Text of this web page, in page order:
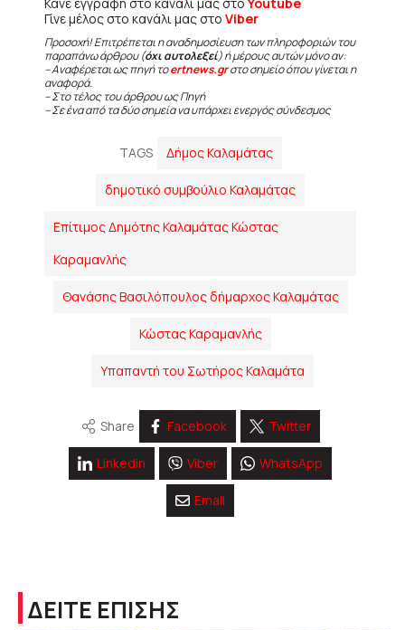
Γίνε μέλος στο κανάλι μας στο Viber
Προσοχή! Επιτρέπεται η αναδημοσίευση των πληροφοριών του
παραπάνω άρθρου (όχι αυτολεξεί) ή μέρους αυτών μόνο αν:
– Αναφέρεται ως πηγή τοertnews.grστο σημείο όπου γίνεται η
αναφορά.
– Στο τέλος του άρθρου ως Πηγή
– Σε ένα από τα δύο σημεία να υπάρχει ενεργός σύνδεσμος
TAGS Δήμος Καλαμάτας
δημοτικό συμβούλιο Καλαμάτας
Επίτιμος Δημότης Καλαμάτας Κώστας
Καραμανλής
Θανάσης Βασιλόπουλος δήμαρχος Καλαμάτας
Κώστας Καραμανλής
Υπαπαντή του Σωτήρος Καλαμάτα
Share Facebook Twitter
Linkedin Viber WhatsApp
Email
ΔΕΙΤΕ ΕΠΙΣΗΣ